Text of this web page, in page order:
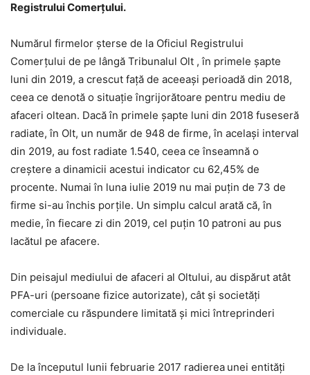
Registrului Comerţului.
Numărul firmelor şterse de la Oficiul Registrului
Comerţului de pe lângă Tribunalul Olt , în primele șapte
luni din 2019, a crescut faţă de aceeași perioadă din 2018,
ceea ce denotă o situație îngrijorătoare pentru mediu de
afaceri oltean. Dacă în primele șapte luni din 2018 fuseseră
radiate, în Olt, un număr de 948 de firme, în același interval
din 2019, au fost radiate 1.540, ceea ce înseamnă o
creștere a dinamicii acestui indicator cu 62,45% de
procente. Numai în luna iulie 2019 nu mai puţin de 73 de
firme si-au închis porţile. Un simplu calcul arată că, în
medie, în fiecare zi din 2019, cel puțin 10 patroni au pus
lacătul pe afacere.
Din peisajul mediului de afaceri al Oltului, au dispărut atât
PFA-uri (persoane fizice autorizate), cât şi societăţi
comerciale cu răspundere limitată şi mici întreprinderi
individuale.
De la începutul lunii februarie 2017 radierea unei entități